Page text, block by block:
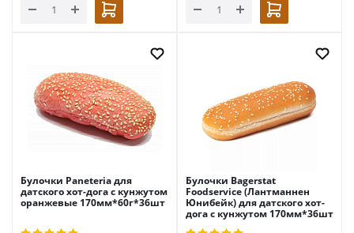
Булочки Paneteria для
датского хот-дога с кунжутом
оранжевые 170мм*60г*36шт
Булочки Bagerstat
Foodservice (Лантманнен
Юнибейк) для датского хот-
дога с кунжутом 170мм*36шт